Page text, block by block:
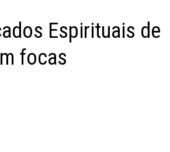
Espirituais de
focas